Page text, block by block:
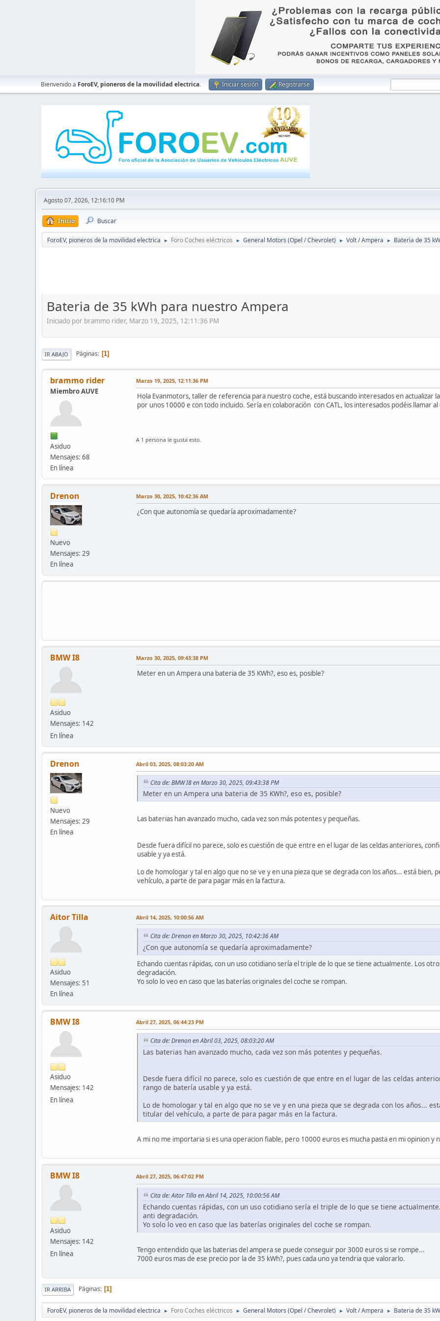
Bienvenido a ForoEV, pioneros de la movilidad electrica. Iniciar sesión Registrarse
Agosto 07, 2026, 12:16:10 PM
Inicio Buscar
ForoEV, pioneros de la movilidad electrica ► Foro Coches eléctricos ► General Motors (Opel / Chevrolet) ► Volt / Ampera ► Bateria de 35
Bateria de 35 kWh para nuestro Ampera
Iniciado por brammo rider, Marzo 19, 2025, 12:11:36 PM
IR ABAJO Páginas 1
brammo rider
Miembro AUVE
Asiduo
Mensajes: 68
En línea
Marzo 19, 2025, 12:11:36 PM
Hola Evanmotors, taller de referencia para nuestro coche, está buscando interesados en actualizar
por unos 10000 e con todo incluido. Sería en colaboración con CATL, los interesados podéis llamar
A 1 persona le gusta esto.
Drenon
Nuevo
Mensajes: 29
En línea
Marzo 30, 2025, 10:42:36 AM
¿Con que autonomía se quedaría aproximadamente?
BMW I8
Asiduo
Mensajes: 142
En línea
Marzo 30, 2025, 09:43:38 PM
Meter en un Ampera una bateria de 35 KWh?, eso es, posible?
Drenon
Nuevo
Mensajes: 29
En línea
Abril 03, 2025, 08:03:20 AM
Cita de: BMW I8 en Marzo 30, 2025, 09:43:38 PM
Meter en un Ampera una bateria de 35 KWh?, eso es, posible?
Las baterias han avanzado mucho, cada vez son más potentes y pequeñas.
Desde fuera difícil no parece, solo es cuestión de que entre en el lugar de las celdas anteriores,
usable y ya está.
Lo de homologar y tal en algo que no se ve y en una pieza que se degrada con los años... está
vehículo, a parte de para pagar más en la factura.
Aitor Tilla
Asiduo
Mensajes: 51
En línea
Abril 14, 2025, 10:00:56 AM
Cita de: Drenon en Marzo 30, 2025, 10:42:36 AM
¿Con que autonomía se quedaría aproximadamente?
Echando cuentas rápidas, con un uso cotidiano sería el triple de lo que se tiene actualmente. Los
degradación.
Yo solo lo veo en caso que las baterías originales del coche se rompan.
BMW I8
Asiduo
Mensajes: 142
En línea
Abril 27, 2025, 06:44:23 PM
Cita de: Drenon en Abril 03, 2025, 08:03:20 AM
Las baterias han avanzado mucho, cada vez son más potentes y pequeñas.
Desde fuera difícil no parece, solo es cuestión de que entre en el lugar de las celdas
rango de batería usable y ya está.
Lo de homologar y tal en algo que no se ve y en una pieza que se degrada con los años...
titular del vehículo, a parte de para pagar más en la factura.
A mi no me importaria si es una operacion fiable, pero 10000 euros es mucha pasta en mi opinion y
BMW I8
Asiduo
Mensajes: 142
En línea
Abril 27, 2025, 06:47:02 PM
Cita de: Aitor Tilla en Abril 14, 2025, 10:00:56 AM
Echando cuentas rápidas, con un uso cotidiano sería el triple de lo que se tiene
anti degradación.
Yo solo lo veo en caso que las baterías originales del coche se rompan.
Tengo entendido que las baterias del ampera se puede conseguir por 3000 euros si se rompe...
7000 euros mas de ese precio por la de 35 kWh?, pues cada uno ya tendria que valorarlo.
IR ARRIBA Páginas 1
ForoEV, pioneros de la movilidad electrica ► Foro Coches eléctricos ► General Motors (Opel / Chevrolet) ► Volt / Ampera ► Bateria de 35